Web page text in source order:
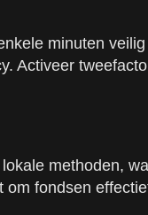
minuten
Activeer
methoden,
fondsen